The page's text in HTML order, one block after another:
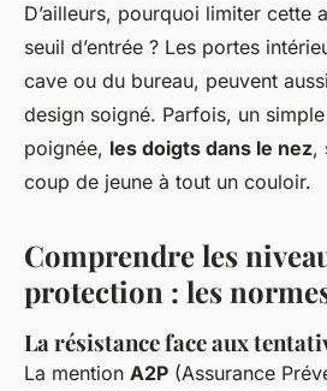
D’ailleurs, pourquoi limiter cette
seuil d’entrée ? Les portes
cave ou du bureau, peuvent
design soigné. Parfois, un
poignée, les doigts dans le nez,
coup de jeune à tout un couloir.
Comprendre les
protection : les
La résistance face aux
La mention A2P (Assurance